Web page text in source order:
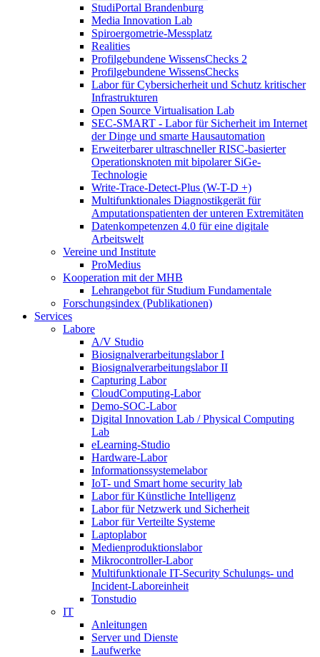
StudiPortal Brandenburg
Media Innovation Lab
Spiroergometrie-Messplatz
Realities
Profilgebundene WissensChecks 2
Profilgebundene WissensChecks
Labor für Cybersicherheit und Schutz kritischer
Infrastrukturen
Open Source Virtualisation Lab
SEC-SMART - Labor für Sicherheit im Internet
der Dinge und smarte Hausautomation
Erweiterbarer ultraschneller RISC-basierter
Operationsknoten mit bipolarer SiGe-
Technologie
Write-Trace-Detect-Plus (W-T-D +)
Multifunktionales Diagnostikgerät für
Amputationspatienten der unteren Extremitäten
Datenkompetenzen 4.0 für eine digitale
Arbeitswelt
Vereine und Institute
ProMedius
Kooperation mit der MHB
Lehrangebot für Studium Fundamentale
Forschungsindex (Publikationen)
Services
Labore
A/V Studio
Biosignalverarbeitungslabor I
Biosignalverarbeitungslabor II
Capturing Labor
CloudComputing-Labor
Demo-SOC-Labor
Digital Innovation Lab / Physical Computing
Lab
eLearning-Studio
Hardware-Labor
Informationssystemelabor
IoT- und Smart home security lab
Labor für Künstliche Intelligenz
Labor für Netzwerk und Sicherheit
Labor für Verteilte Systeme
Laptoplabor
Medienproduktionslabor
Mikrocontroller-Labor
Multifunktionale IT-Security Schulungs- und
Incident-Laboreinheit
Tonstudio
IT
Anleitungen
Server und Dienste
Laufwerke